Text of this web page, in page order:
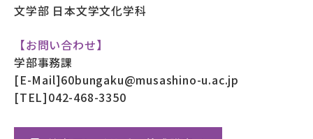
文学部 日本文学文化学科
【お問い合わせ】
学部事務課
[E-Mail]60bungaku@musashino-u.ac.jp
[TEL]042-468-3350